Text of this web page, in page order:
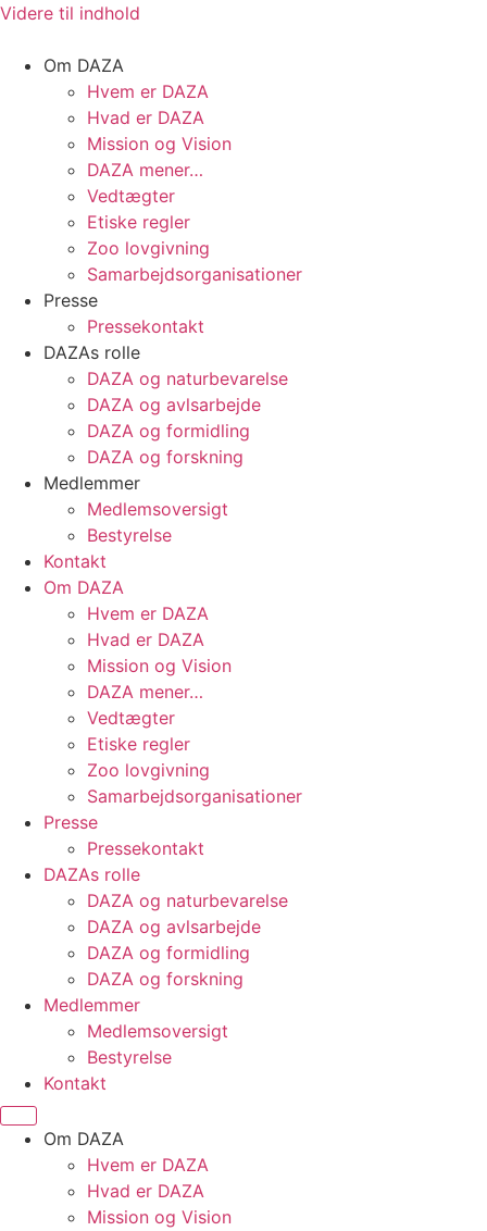
Videre til indhold
Om DAZA
Hvem er DAZA
Hvad er DAZA
Mission og Vision
DAZA mener…
Vedtægter
Etiske regler
Zoo lovgivning
Samarbejdsorganisationer
Presse
Pressekontakt
DAZAs rolle
DAZA og natur­bevarelse
DAZA og avls­arbejde
DAZA og formidling
DAZA og forskning
Medlemmer
Medlemsoversigt
Bestyrelse
Kontakt
Om DAZA
Hvem er DAZA
Hvad er DAZA
Mission og Vision
DAZA mener…
Vedtægter
Etiske regler
Zoo lovgivning
Samarbejdsorganisationer
Presse
Pressekontakt
DAZAs rolle
DAZA og natur­bevarelse
DAZA og avls­arbejde
DAZA og formidling
DAZA og forskning
Medlemmer
Medlemsoversigt
Bestyrelse
Kontakt
Om DAZA
Hvem er DAZA
Hvad er DAZA
Mission og Vision